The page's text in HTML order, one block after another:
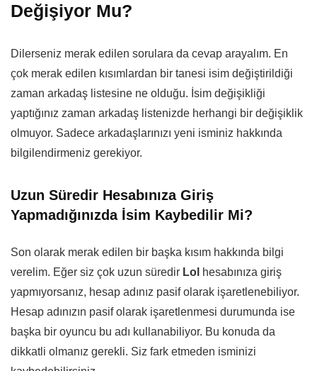
Değişiyor Mu?
Dilerseniz merak edilen sorulara da cevap arayalım. En
çok merak edilen kısımlardan bir tanesi isim değiştirildiği
zaman arkadaş listesine ne olduğu. İsim değişikliği
yaptığınız zaman arkadaş listenizde herhangi bir değişiklik
olmuyor. Sadece arkadaşlarınızı yeni isminiz hakkında
bilgilendirmeniz gerekiyor.
Uzun Süredir Hesabınıza Giriş
Yapmadığınızda İsim Kaybedilir Mi?
Son olarak merak edilen bir başka kısım hakkında bilgi
verelim. Eğer siz çok uzun süredir Lol hesabınıza giriş
yapmıyorsanız, hesap adınız pasif olarak işaretlenebiliyor.
Hesap adınızın pasif olarak işaretlenmesi durumunda ise
başka bir oyuncu bu adı kullanabiliyor. Bu konuda da
dikkatli olmanız gerekli. Siz fark etmeden isminizi